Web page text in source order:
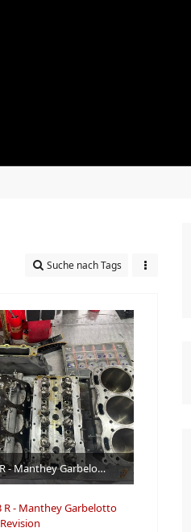
Suche nach Tags
Porsche 991.1 GT3 R - Manthey Garbelotto Motor und Getriebe Revision
24. Juni 2026